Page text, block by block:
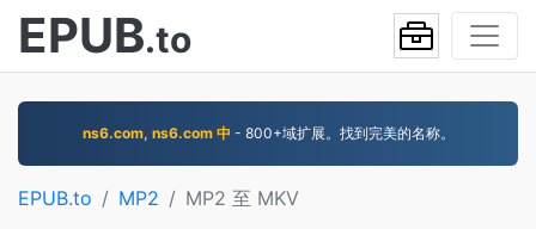
EPUB.to
ns6.com, ns6.com 中 - 800+域扩展。找到完美的名称。
EPUB.to MP2 MP2 至 MKV